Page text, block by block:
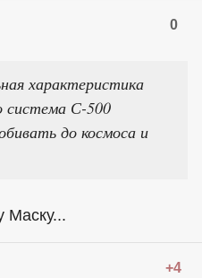
0
характеристика
система С-500
до космоса и
Маску...
+4